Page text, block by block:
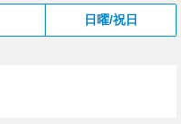
日曜/祝日